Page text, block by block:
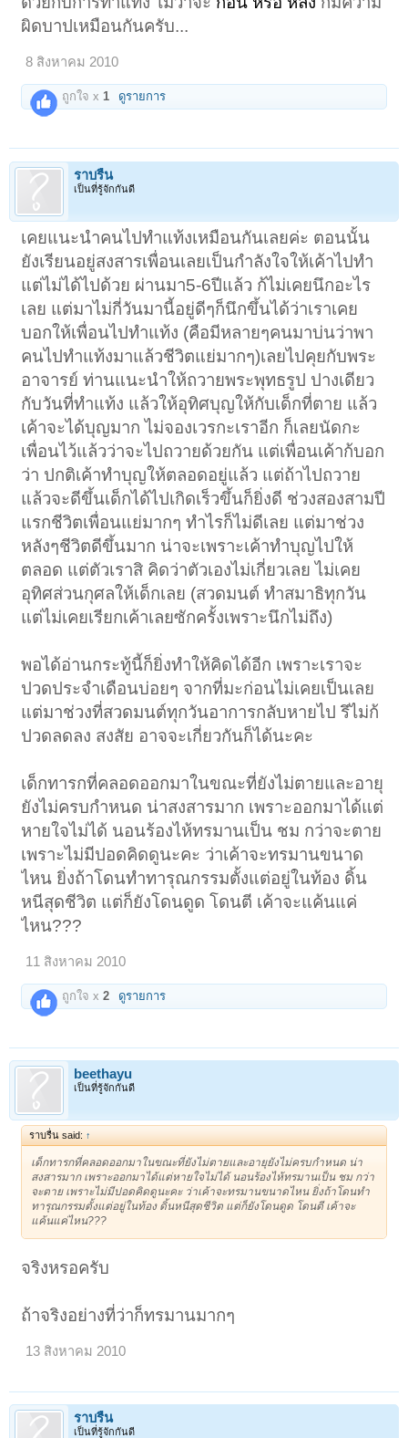
ผิดบาปเหมือนกันครับ...
8 สิงหาคม 2010
ถูกใจ x1 ดูรายการ
ราบรื่น
เป็นที่รู้จักกันดี
เคยแนะนำคนไปทำแท้งเหมือนกันเลยค่ะ ตอนนั้น
ยังเรียนอยู่สงสารเพื่อนเลยเป็นกำลังใจให้เค้าไปทำ
แต่ไม่ได้ไปด้วย ผ่านมา5-6ปีแล้ว ก้ไม่เคยนึกอะไร
เลย แต่มาไม่กี่วันมานี้อยู่ดีๆก็นึกขึ้นได้ว่าเราเคย
บอกให้เพื่อนไปทำแท้ง (คือมีหลายๆคนมาบ่นว่าพา
คนไปทำแท้งมาแล้วชีวิตแย่มากๆ)เลยไปคุยกับพระ
อาจารย์ ท่านแนะนำให้ถวายพระพุทธรูป ปางเดียว
กับวันที่ทำแท้ง แล้วให้อุทิศบุญให้กับเด็กที่ตาย แล้ว
เค้าจะได้บุญมาก ไม่จองเวรกะเราอีก ก็เลยนัดกะ
เพื่อนไว้แล้วว่าจะไปถวายด้วยกัน แต่เพื่อนเค้าก้บอก
ว่า ปกติเค้าทำบุญให้ตลอดอยู่แล้ว แต่ถ้าไปถวาย
แล้วจะดีขึ้นเด็กได้ไปเกิดเร็วขึ้นก็ยิ่งดี ช่วงสองสามปี
แรกชีวิตเพื่อนแย่มากๆ ทำไรก็ไม่ดีเลย แต่มาช่วง
หลังๆชีวิตดีขึ้นมาก น่าจะเพราะเค้าทำบุญไปให้
ตลอด แต่ตัวเราสิ คิดว่าตัวเองไม่เกี่ยวเลย ไม่เคย
อุทิศส่วนกุศลให้เด็กเลย (สวดมนต์ ทำสมาธิทุกวัน
แต่ไม่เคยเรียกเค้าเลยซักครั้งเพราะนึกไม่ถึง)
พอได้อ่านกระทู้นี้ก็ยิ่งทำให้คิดได้อีก เพราะเราจะ
ปวดประจำเดือนบ่อยๆ จากที่มะก่อนไม่เคยเป็นเลย
แต่มาช่วงที่สวดมนต์ทุกวันอาการกลับหายไป รึไม่ก้
ปวดลดลง สงสัย อาจจะเกี่ยวกันก็ได้นะคะ
เด็กทารกที่คลอดออกมาในขณะที่ยังไม่ตายและอายุ
ยังไม่ครบกำหนด น่าสงสารมาก เพราะออกมาได้แต่
หายใจไม่ได้ นอนร้องไห้ทรมานเป็น ชม กว่าจะตาย
เพราะไม่มีปอดคิดดูนะคะ ว่าเค้าจะทรมานขนาด
ไหน ยิ่งถ้าโดนทำทารุณกรรมตั้งแต่อยู่ในท้อง ดิ้น
หนีสุดชีวิต แต่ก็ยังโดนดูด โดนตี เค้าจะแค้นแค่
ไหน???
11 สิงหาคม 2010
ถูกใจ x2 ดูรายการ
beethayu
เป็นที่รู้จักกันดี
ราบรื่น said: ↑
เด็กทารกที่คลอดออกมาในขณะที่ยังไม่ตายและอายุยังไม่ครบกำหนด น่า
สงสารมาก เพราะออกมาได้แต่หายใจไม่ได้ นอนร้องไห้ทรมานเป็น ชม กว่า
จะตาย เพราะไม่มีปอดคิดดูนะคะ ว่าเค้าจะทรมานขนาดไหน ยิ่งถ้าโดนทำ
ทารุณกรรมตั้งแต่อยู่ในท้อง ดิ้นหนีสุดชีวิต แต่ก็ยังโดนดูด โดนตี เค้าจะ
แค้นแค่ไหน???
จริงหรอครับ
ถ้าจริงอย่างที่ว่าก็ทรมานมากๆ
13 สิงหาคม 2010
ราบรื่น
เป็นที่รู้จักกันดี
< ย้อนกลับ 1 2